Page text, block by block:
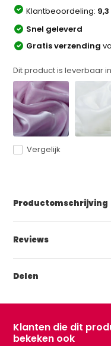
Klantbeoordeling: 9,3
Snel geleverd
Gratis verzending
Dit product is leverbaar
Vergelijk
Productomschrijving
Reviews
Delen
Klanten die dit
bekeken ook